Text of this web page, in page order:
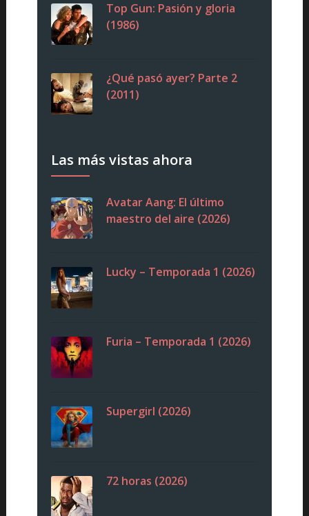
Top Gun: Pasión y gloria
(1986)
¿Qué pasó ayer? Parte 2
(2011)
Las más vistas ahora
Avatar Aang: El último
maestro del aire (2026)
Lucky – Temporada 1 (2026)
Furia – Temporada 1 (2026)
Supergirl (2026)
72 horas (2026)